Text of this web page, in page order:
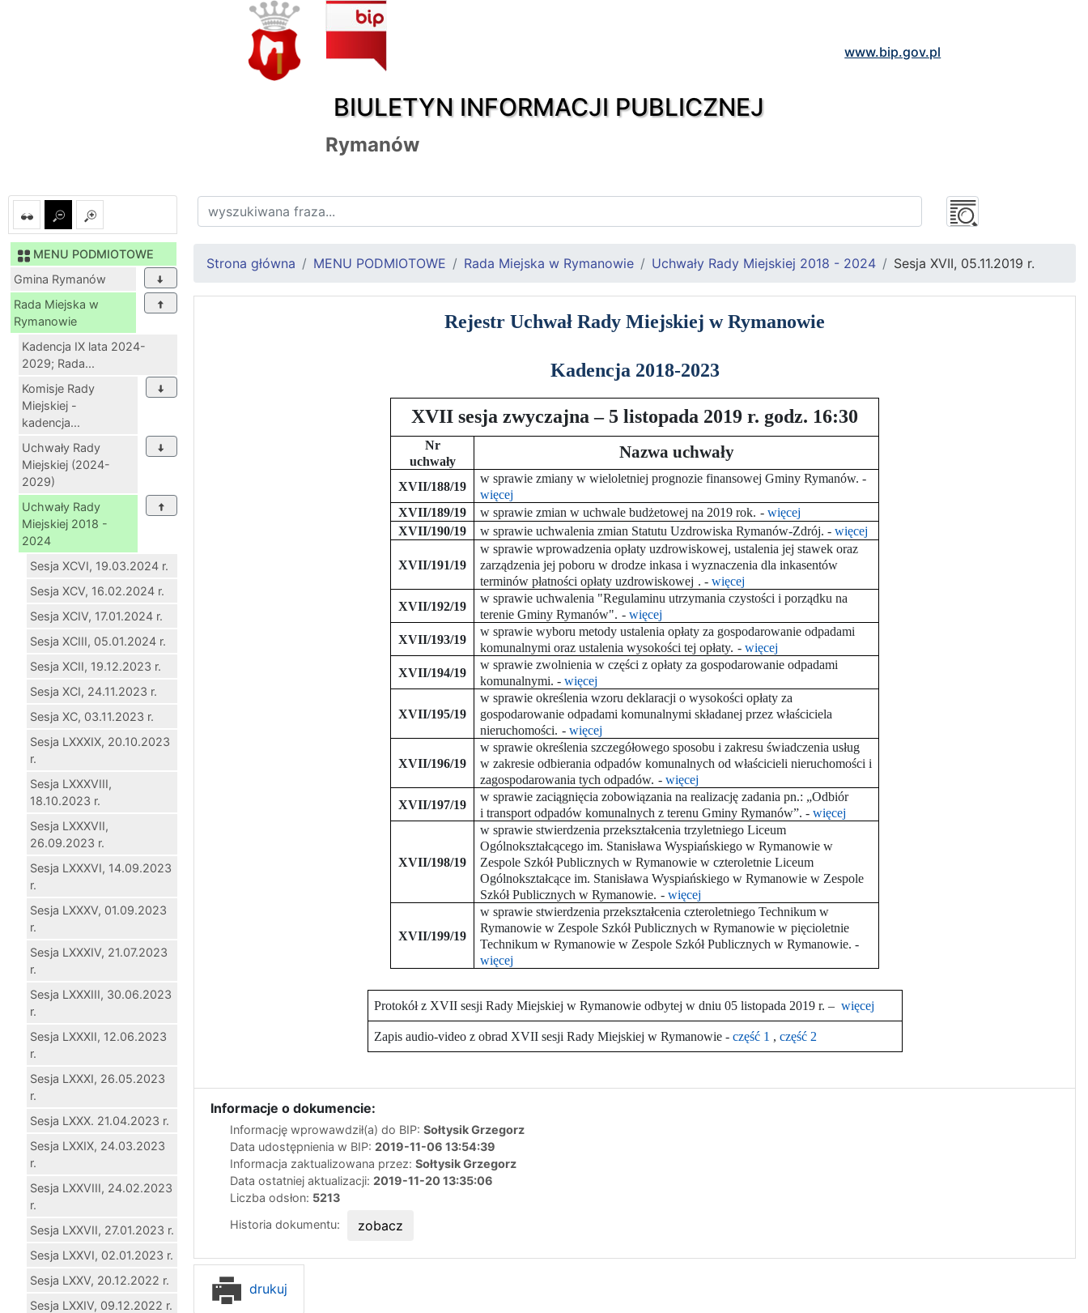
BIULETYN INFORMACJI PUBLICZNEJ
www.bip.gov.pl
Rymanów
MENU PODMIOTOWE
Gmina Rymanów
Rada Miejska w
Rymanowie
Kadencja IX lata 2024-
2029; Rada...
Komisje Rady
Miejskiej -
kadencja...
Uchwały Rady
Miejskiej (2024-
2029)
Uchwały Rady
Miejskiej 2018 -
2024
Sesja XCVI, 19.03.2024 r.
Sesja XCV, 16.02.2024 r.
Sesja XCIV, 17.01.2024 r.
Sesja XCIII, 05.01.2024 r.
Sesja XCII, 19.12.2023 r.
Sesja XCI, 24.11.2023 r.
Sesja XC, 03.11.2023 r.
Sesja LXXXIX, 20.10.2023
r.
Sesja LXXXVIII,
18.10.2023 r.
Sesja LXXXVII,
26.09.2023 r.
Sesja LXXXVI, 14.09.2023
r.
Sesja LXXXV, 01.09.2023
r.
Sesja LXXXIV, 21.07.2023
r.
Sesja LXXXIII, 30.06.2023
r.
Sesja LXXXII, 12.06.2023
r.
Sesja LXXXI, 26.05.2023
r.
Sesja LXXX. 21.04.2023 r.
Sesja LXXIX, 24.03.2023
r.
Sesja LXXVIII, 24.02.2023
r.
Sesja LXXVII, 27.01.2023 r.
Sesja LXXVI, 02.01.2023 r.
Sesja LXXV, 20.12.2022 r.
Sesja LXXIV, 09.12.2022 r.
Strona główna MENU PODMIOTOWE Rada Miejska w Rymanowie Uchwały Rady Miejskiej 2018 - 2024 Sesja XVII, 05.11.2019 r.
Rejestr Uchwał Rady Miejskiej w Rymanowie
Kadencja 2018-2023
XVII sesja zwyczajna – 5 listopada 2019 r. godz. 16:30
Nr
uchwały
Nazwa uchwały
XVII/188/19
w sprawie zmiany w wieloletniej prognozie finansowej Gminy Rymanów. -
więcej
XVII/189/19
w sprawie zmian w uchwale budżetowej na 2019 rok. -więcej
XVII/190/19
w sprawie uchwalenia zmian Statutu Uzdrowiska Rymanów-Zdrój.-więcej
XVII/191/19
w sprawie wprowadzenia opłaty uzdrowiskowej, ustalenia jej stawek oraz
zarządzenia jej poboru w drodze inkasa i wyznaczenia dla inkasentów
terminów płatności opłaty uzdrowiskowej .-więcej
XVII/192/19
w sprawie uchwalenia "Regulaminu utrzymania czystości i porządku na
terenie Gminy Rymanów". -więcej
XVII/193/19
w sprawie wyboru metody ustalenia opłaty za gospodarowanie odpadami
komunalnymi oraz ustalenia wysokości tej opłaty. -więcej
XVII/194/19
w sprawie zwolnienia w części z opłaty za gospodarowanie odpadami
komunalnymi.-więcej
XVII/195/19
w sprawie określenia wzoru deklaracji o wysokości opłaty za
gospodarowanie odpadami komunalnymi składanej przez właściciela
nieruchomości. -więcej
XVII/196/19
w sprawie określenia szczegółowego sposobu i zakresu świadczenia usług
w zakresie odbierania odpadów komunalnych od właścicieli nieruchomości i
zagospodarowania tych odpadów. -więcej
XVII/197/19
w sprawie zaciągnięcia zobowiązania na realizację zadania pn.: „Odbiór
i transport odpadów komunalnych z terenu Gminy Rymanów”.-więcej
XVII/198/19
w sprawie stwierdzenia przekształcenia trzyletniego Liceum
Ogólnokształcącego im. Stanisława Wyspiańskiego w Rymanowie w
Zespole Szkół Publicznych w Rymanowie w czteroletnie Liceum
Ogólnokształcące im. Stanisława Wyspiańskiego w Rymanowie w Zespole
Szkół Publicznych w Rymanowie. -więcej
XVII/199/19
w sprawie stwierdzenia przekształcenia czteroletniego Technikum w
Rymanowie w Zespole Szkół Publicznych w Rymanowie w pięcioletnie
Technikum w Rymanowie w Zespole Szkół Publicznych w Rymanowie.-
więcej
Protokół z XVII sesji Rady Miejskiej w Rymanowie odbytej w dniu 05 listopada 2019 r. – więcej
Zapis audio-video z obrad XVII sesji Rady Miejskiej w Rymanowie - część 1 , część 2
Informacje o dokumencie:
Informację wprowawdził(a) do BIP: Sołtysik Grzegorz
Data udostępnienia w BIP: 2019-11-06 13:54:39
Informacja zaktualizowana przez: Sołtysik Grzegorz
Data ostatniej aktualizacji: 2019-11-20 13:35:06
Liczba odsłon: 5213
Historia dokumentu:
zobacz
drukuj